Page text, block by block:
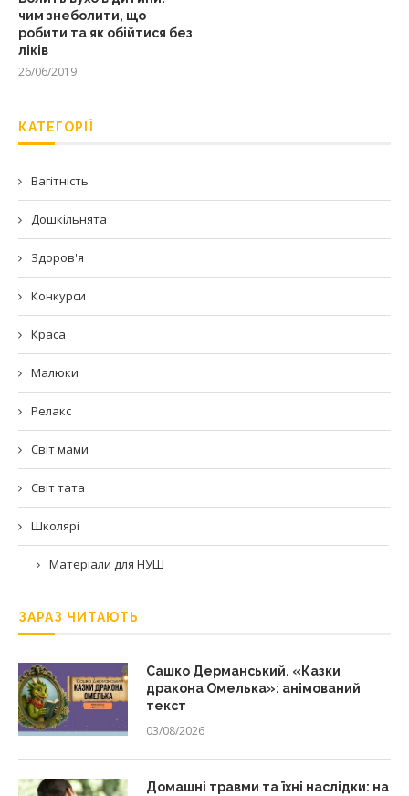
чим знеболити, що
робити та як обійтися без
ліків
26/06/2019
КАТЕГОРІЇ
Вагітність
Дошкільнята
Здоров'я
Конкурси
Краса
Малюки
Релакс
Світ мами
Світ тата
Школярі
Матеріали для НУШ
ЗАРАЗ ЧИТАЮТЬ
Сашко Дерманський. «Казки
дракона Омелька»: анімований
текст
03/08/2026
Домашні травми та їхні наслідки: на